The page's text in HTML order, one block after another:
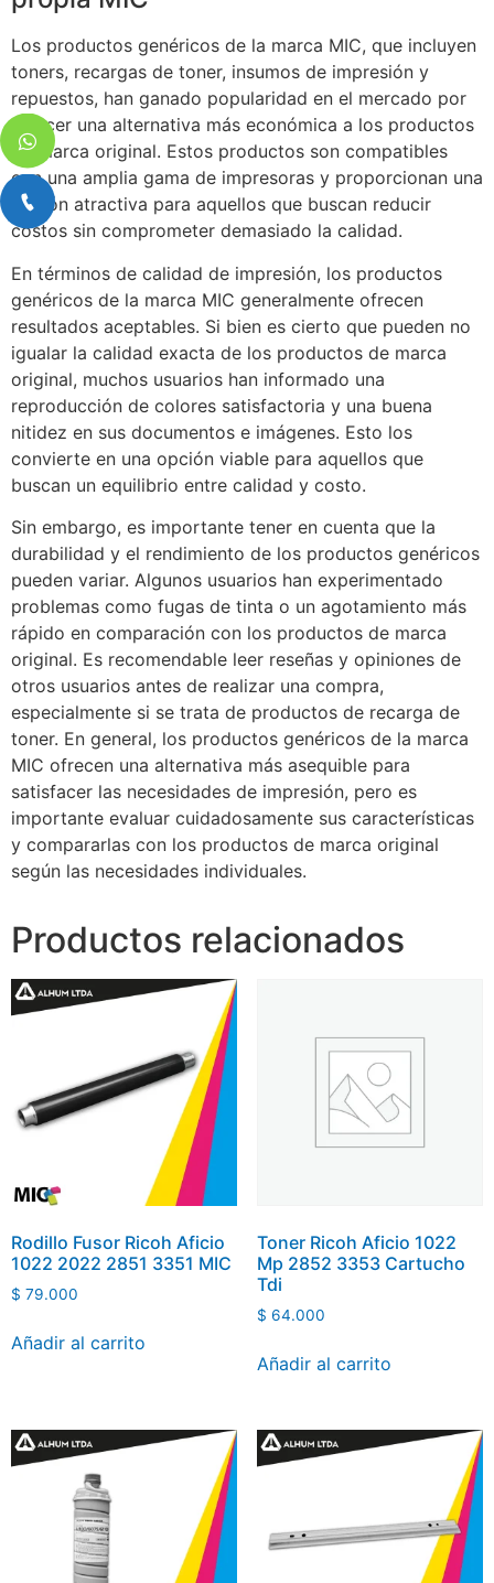
Los productos genéricos de la marca MIC, que incluyen
toners, recargas de toner, insumos de impresión y
repuestos, han ganado popularidad en el mercado por
ofrecer una alternativa más económica a los productos
de marca original. Estos productos son compatibles
con una amplia gama de impresoras y proporcionan una
opción atractiva para aquellos que buscan reducir
costos sin comprometer demasiado la calidad.
En términos de calidad de impresión, los productos
genéricos de la marca MIC generalmente ofrecen
resultados aceptables. Si bien es cierto que pueden no
igualar la calidad exacta de los productos de marca
original, muchos usuarios han informado una
reproducción de colores satisfactoria y una buena
nitidez en sus documentos e imágenes. Esto los
convierte en una opción viable para aquellos que
buscan un equilibrio entre calidad y costo.
Sin embargo, es importante tener en cuenta que la
durabilidad y el rendimiento de los productos genéricos
pueden variar. Algunos usuarios han experimentado
problemas como fugas de tinta o un agotamiento más
rápido en comparación con los productos de marca
original. Es recomendable leer reseñas y opiniones de
otros usuarios antes de realizar una compra,
especialmente si se trata de productos de recarga de
toner. En general, los productos genéricos de la marca
MIC ofrecen una alternativa más asequible para
satisfacer las necesidades de impresión, pero es
importante evaluar cuidadosamente sus características
y compararlas con los productos de marca original
según las necesidades individuales.
Productos relacionados
Rodillo Fusor Ricoh Aficio
1022 2022 2851 3351 MIC
$ 79.000
Añadir al carrito
Toner Ricoh Aficio 1022
Mp 2852 3353 Cartucho
Tdi
$ 64.000
Añadir al carrito